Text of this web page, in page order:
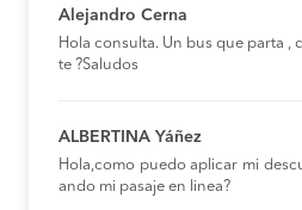
Alejandro Cerna
Hola consulta. Un bus que parta ,
te ?Saludos
ALBERTINA Yáñez
Hola,como puedo aplicar mi
ando mi pasaje en linea?